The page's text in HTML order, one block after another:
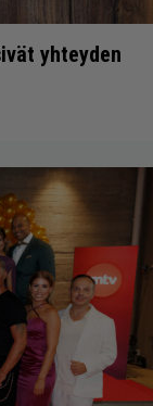
yhteyden